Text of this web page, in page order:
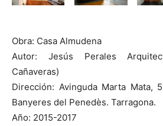
Obra: Casa Almudena
Autor: Jesús Perales
Cañaveras)
Dirección: Avinguda Marta Mata,
Banyeres del Penedès. Tarragona.
Año: 2015-2017